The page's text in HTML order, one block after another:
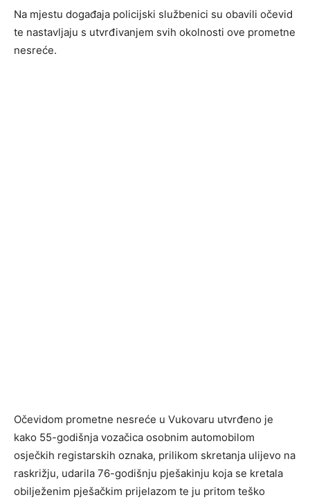
Na mjestu događaja policijski službenici su obavili očevid
te nastavljaju s utvrđivanjem svih okolnosti ove prometne
nesreće.
Očevidom prometne nesreće u Vukovaru utvrđeno je
kako 55-godišnja vozačica osobnim automobilom
osječkih registarskih oznaka, prilikom skretanja ulijevo na
raskrižju, udarila 76-godišnju pješakinju koja se kretala
obilježenim pješačkim prijelazom te ju pritom teško